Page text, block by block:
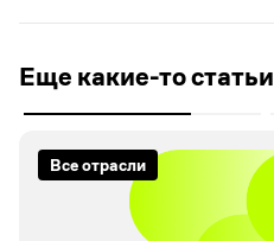
Еще какие-то статьи
Все отрасли